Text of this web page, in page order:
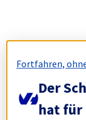
Fortfahren,
Der
hat